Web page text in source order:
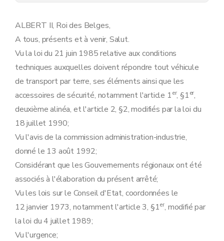
Art. 20
Art. 21
Art. 22
Art. 23
Art. 25
Art. 26
Art. 27
Art. 28
Art. 29
Art. 31
Art. 32
Art. 33
Art. 34
Art. 35
Art. 36
Art. 37
Annexe 1
Annexe 2
Annexe 3
Annexe 4
Annexe 5
ALBERT II, Roi des Belges,
A tous, présents et à venir, Salut.
Vu la loi du 21 juin 1985 relative aux conditions
techniques auxquelles doivent répondre tout véhicule
de transport par terre, ses éléments ainsi que les
accessoires de sécurité, notamment l'article 1er, §1er,
deuxième alinéa, et l'article 2, §2, modifiés par la loi du
18 juillet 1990;
Vu l'avis de la commission administration-industrie,
donné le 13 août 1992;
Considérant que les Gouvernements régionaux ont été
associés à l'élaboration du présent arrêté;
Vu les lois sur le Conseil d'Etat, coordonnées le
12 janvier 1973, notamment l'article 3, §1er, modifié par
la loi du 4 juillet 1989;
Vu l'urgence;